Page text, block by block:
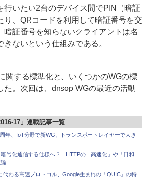
行いたい2台のデバイス間でPIN（暗証
り、QRコードを利用して暗証番号を交
暗証番号を知らないクライアントは名
きないという仕組みである。
関する標準化と、いくつかのWGの標
た。次回は、dnsop WGの最近の活動
17」連載記事一覧
年、IoT分野で新WG、トランスポートレイヤーで大き
暗号化通信する仕様へ？ HTTPの「高速化」や「日和
論
代わる高速プロトコル、Google生まれの「QUIC」の特